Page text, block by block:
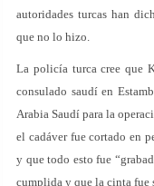
autoridades turcas han
que no lo hizo.
La policía turca cree que
consulado saudí en
Arabia Saudí para la
el cadáver fue cortado en
y que todo esto fue
cumplida y que la cinta fue